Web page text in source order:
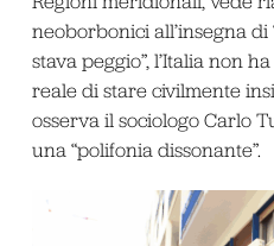
neoborbonici all’insegna di
stava peggio”, l’Italia non
reale di stare civilmente
osserva il sociologo Carlo
una “polifonia dissonante”.